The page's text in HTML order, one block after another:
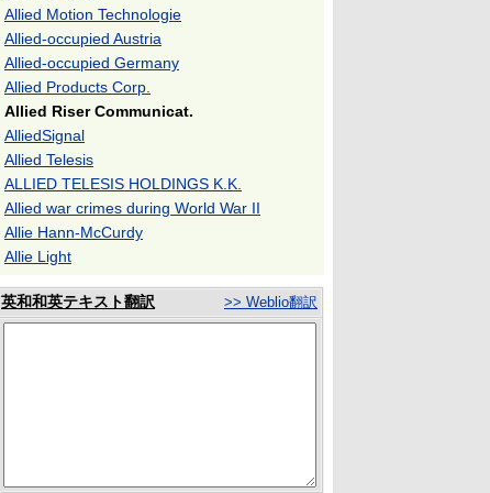
Allied Motion Technologie
Allied-occupied Austria
Allied-occupied Germany
Allied Products Corp.
Allied Riser Communicat.
AlliedSignal
Allied Telesis
ALLIED TELESIS HOLDINGS K.K.
Allied war crimes during World War II
Allie Hann-McCurdy
Allie Light
英和和英テキスト翻訳 >> Weblio翻訳